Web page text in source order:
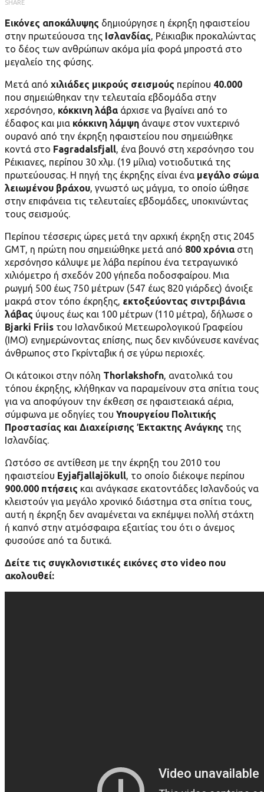
SHARE
Εικόνες αποκάλυψης δημιούργησε η έκρηξη ηφαιστείου
στην πρωτεύουσα της Ισλανδίας, Ρέικιαβικ προκαλώντας
το δέος των ανθρώπων ακόμα μία φορά μπροστά στο
μεγαλείο της φύσης.
Μετά από χιλιάδες μικρούς σεισμούς περίπου 40.000
που σημειώθηκαν την τελευταία εβδομάδα στην
χερσόνησο, κόκκινη λάβαάρχισε να βγαίνει από το
έδαφος και μια κόκκινη λάμψη άναψε στον νυχτερινό
ουρανό από την έκρηξη ηφαιστείου που σημειώθηκε
κοντά στο Fagradalsfjall, ένα βουνό στη χερσόνησο του
Ρέικιανες, περίπου 30 χλμ. (19 μίλια) νοτιοδυτικά της
πρωτεύουσας. Η πηγή της έκρηξης είναι ένα μεγάλο σώμα
λειωμένου βράχου, γνωστό ως μάγμα, το οποίο ώθησε
στην επιφάνεια τις τελευταίες εβδομάδες, υποκινώντας
τους σεισμούς.
Περίπου τέσσερις ώρες μετά την αρχική έκρηξη στις 2045
GMT, η πρώτη που σημειώθηκε μετά από 800 χρόνιαστη
χερσόνησο κάλυψε με λάβα περίπου ένα τετραγωνικό
χιλιόμετρο ή σχεδόν 200 γήπεδα ποδοσφαίρου. Μια
ρωγμή 500 έως 750 μέτρων (547 έως 820 γιάρδες) άνοιξε
μακρά στον τόπο έκρηξης, εκτοξεύοντας σιντριβάνια
λάβας ύψους έως και 100 μέτρων (110 μέτρα), δήλωσε ο
Bjarki Friis του Ισλανδικού Μετεωρολογικού Γραφείου
(ΙΜΟ) ενημερώνοντας επίσης, πως δεν κινδύνευσε κανένας
άνθρωπος στο Γκρίνταβικ ή σε γύρω περιοχές.
Οι κάτοικοι στην πόλη Thorlakshofn, ανατολικά του
τόπου έκρηξης, κλήθηκαν να παραμείνουν στα σπίτια τους
για να αποφύγουν την έκθεση σε ηφαιστειακά αέρια,
σύμφωνα με οδηγίες του Υπουργείου Πολιτικής
Προστασίας και Διαχείρισης Έκτακτης Ανάγκης της
Ισλανδίας.
Ωστόσο σε αντίθεση με την έκρηξη του 2010 του
ηφαιστείου Eyjafjallajökull, το οποίο διέκοψε περίπου
900.000 πτήσεις και ανάγκασε εκατοντάδες Ισλανδούς να
κλειστούν για μεγάλο χρονικό διάστημα στα σπίτια τους,
αυτή η έκρηξη δεν αναμένεται να εκπέμψει πολλή στάχτη
ή καπνό στην ατμόσφαιρα εξαιτίας του ότι ο άνεμος
φυσούσε από τα δυτικά.
Δείτε τις συγκλονιστικές εικόνες στο video που
ακολουθεί: